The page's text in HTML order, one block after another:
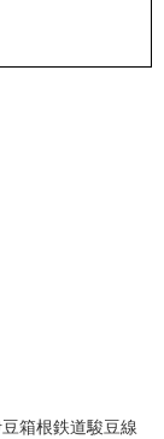
箱根鉄道駿豆線